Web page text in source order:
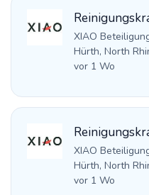
XIAO
Hürth, North
vor 1 Wo
XIAO
Hürth, North
vor 1 Wo